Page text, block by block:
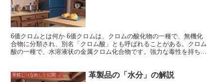
6価クロムとは何か 6価クロムは、クロムの酸化物の一種で、無機化
合物に分類され、別名「クロム酸」とも呼ばれることがある。クロム
酸の一種で、水溶液状の金属クロム化合物です。強力な毒性を持ち、
り、近年では使用が制限されている。革製品の「水分」の解説